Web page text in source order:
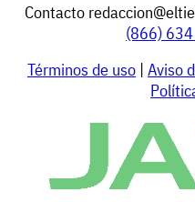
Contacto
(866)
Términos de uso | Aviso